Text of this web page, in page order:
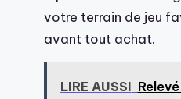
votre terrain de jeu
avant tout achat.
LIRE AUSSI